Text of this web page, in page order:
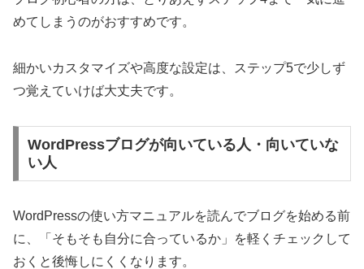
めてしまうのがおすすめです。
細かいカスタマイズや高度な設定は、ステップ5で少しず
つ覚えていけば大丈夫です。
WordPressブログが向いている人・向いていな
い人
WordPressの使い方マニュアルを読んでブログを始める前
に、「そもそも自分に合っているか」を軽くチェックして
おくと後悔しにくくなります。